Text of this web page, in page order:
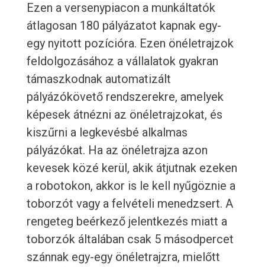
Ezen a versenypiacon a munkáltatók
átlagosan 180 pályázatot kapnak egy-
egy nyitott pozícióra. Ezen önéletrajzok
feldolgozásához a vállalatok gyakran
támaszkodnak automatizált
pályázókövető rendszerekre, amelyek
képesek átnézni az önéletrajzokat, és
kiszűrni a legkevésbé alkalmas
pályázókat. Ha az önéletrajza azon
kevesek közé kerül, akik átjutnak ezeken
a robotokon, akkor is le kell nyűgöznie a
toborzót vagy a felvételi menedzsert. A
rengeteg beérkező jelentkezés miatt a
toborzók általában csak 5 másodpercet
szánnak egy-egy önéletrajzra, mielőtt